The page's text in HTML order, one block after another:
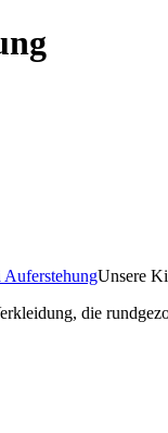
Unsere
die